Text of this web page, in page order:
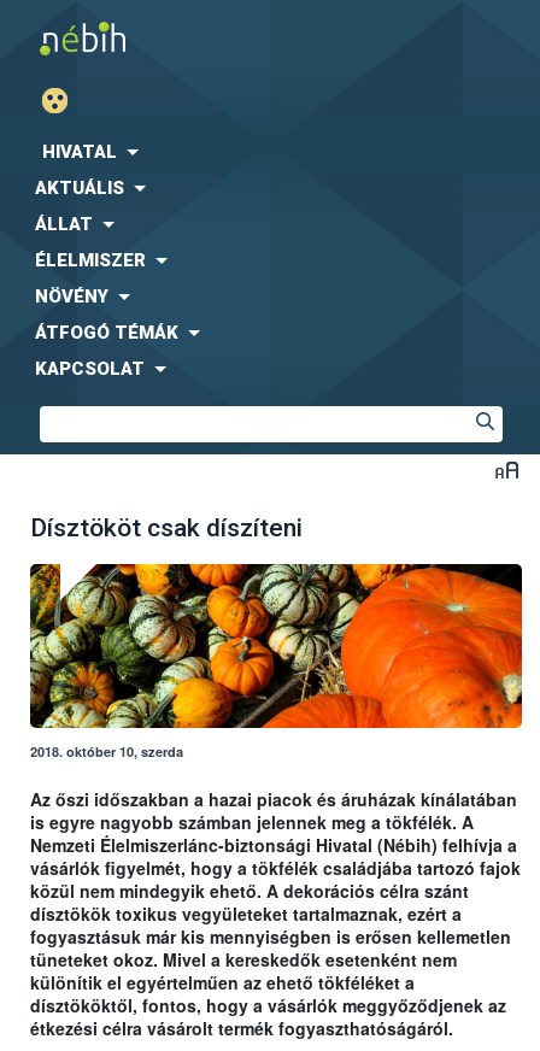
HIVATAL
AKTUÁLIS
ÁLLAT
ÉLELMISZER
NÖVÉNY
ÁTFOGÓ TÉMÁK
KAPCSOLAT
Dísztököt csak díszíteni
2018. október 10, szerda
Az őszi időszakban a hazai piacok és áruházak kínálatában
is egyre nagyobb számban jelennek meg a tökfélék. A
Nemzeti Élelmiszerlánc-biztonsági Hivatal (Nébih) felhívja a
vásárlók figyelmét, hogy a tökfélék családjába tartozó fajok
közül nem mindegyik ehető. A dekorációs célra szánt
dísztökök toxikus vegyületeket tartalmaznak, ezért a
fogyasztásuk már kis mennyiségben is erősen kellemetlen
tüneteket okoz. Mivel a kereskedők esetenként nem
különítik el egyértelműen az ehető tökféléket a
dísztököktől, fontos, hogy a vásárlók meggyőződjenek az
étkezési célra vásárolt termék fogyaszthatóságáról.